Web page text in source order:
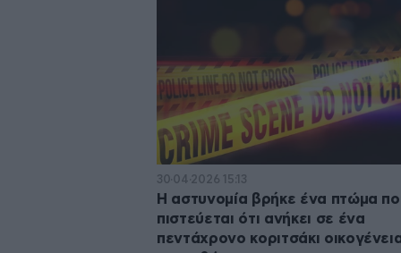
30·04·2026 15:13
Η αστυνομία βρήκε ένα πτώμα
πιστεύεται ότι ανήκει σε ένα
πεντάχρονο κοριτσάκι